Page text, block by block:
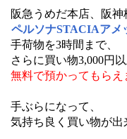
阪急うめだ本店、阪神
ペルソナSTACIAアメ
手荷物を3時間まで、
さらに買い物3,000円
無料で預かってもらえ
手ぶらになって、
気持ち良く買い物が出